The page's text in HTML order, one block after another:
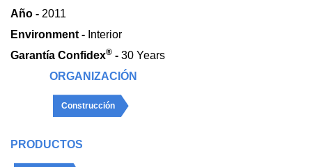
Año - 2011
Environment - Interior
Garantía Confidex® - 30 Years
ORGANIZACIÓN
Construcción
PRODUCTOS